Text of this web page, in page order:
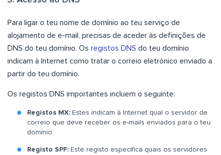
Para ligar o teu nome de domínio ao teu serviço de
alojamento de e-mail, precisas de aceder às definições de
DNS do teu domínio. Os registos DNS do teu domínio
indicam à Internet como tratar o correio eletrónico enviado a
partir do teu domínio.
Os registos DNS importantes incluem o seguinte:
Registos MX: Estes indicam à Internet qual o servidor de
correio que deve receber os e-mails enviados para o teu
domínio.
Registo SPF: Este registo especifica quais os servidores